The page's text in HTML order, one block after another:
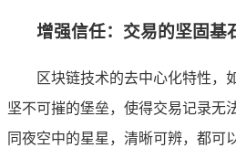
增强信任：交易的坚固基
区块链技术的去中心化特性，
坚不可摧的堡垒，使得交易记录无
同夜空中的星星，清晰可辨，都可